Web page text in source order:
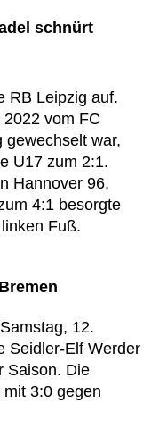
schnürt
RB Leipzig auf.
vom FC
gewechselt war,
U17 zum 2:1.
Hannover 96,
4:1 besorgte
Fuß.
12.
Seidler-Elf Werder
Saison. Die
3:0 gegen